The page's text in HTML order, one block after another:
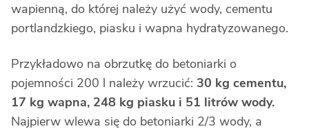
wapienną, do której należy użyć wody, cementu
portlandzkiego, piasku i wapna hydratyzowanego.
Przykładowo na obrzutkę do betoniarki o
pojemności 200 l należy wrzucić: 30 kg cementu,
17 kg wapna, 248 kg piasku i 51 litrów wody.
Najpierw wlewa się do betoniarki 2/3 wody, a